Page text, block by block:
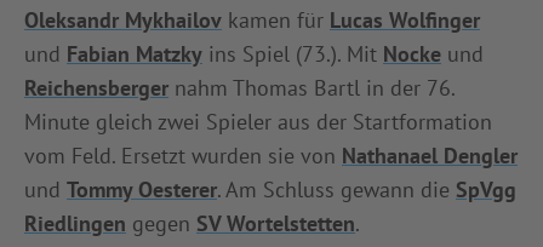
Oleksandr Mykhailov kamen für Lucas Wolfinger
und Fabian Matzky ins Spiel (73.). Mit Nocke und
Reichensberger nahm Thomas Bartl in der 76.
Minute gleich zwei Spieler aus der Startformation
vom Feld. Ersetzt wurden sie von Nathanael Dengler
und Tommy Oesterer. Am Schluss gewann die SpVgg
Riedlingen gegen SV Wortelstetten.